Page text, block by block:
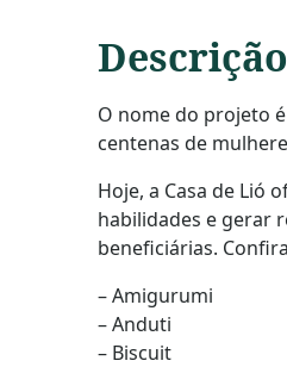
Descrição
O nome do projeto
centenas de
Hoje, a Casa de Lió
habilidades e gerar
beneficiárias.
– Amigurumi
– Anduti
– Biscuit